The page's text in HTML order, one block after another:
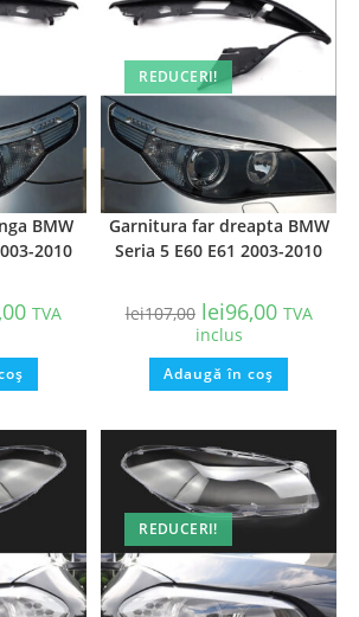
BMW
2010
TVA
REDUCERI!
Garnitura far dreapta BMW
Seria 5 E60 E61 2003-2010
lei107,00 lei96,00 TVA
inclus
Adaugă în coș
REDUCERI!